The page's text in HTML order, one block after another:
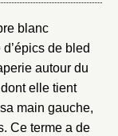
blanc
de bled
autour du
elle tient
main gauche,
Ce terme a de